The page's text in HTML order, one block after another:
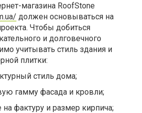
магазина RoofStone
должен основываться на
Чтобы добиться
и долговечного
учитывать стиль здания и
плитки:
стиль дома;
гамму фасада и кровли;
фактуру и размер кирпича;